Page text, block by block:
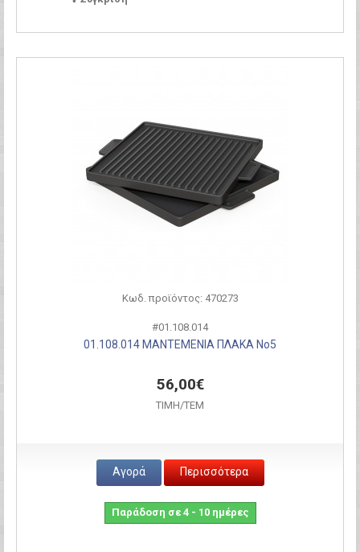
Κωδ. προϊόντος: 470273
#01.108.014
01.108.014 ΜΑΝΤΕΜΕΝΙΑ ΠΛΑΚΑ Νο5
56,00€
ΤΙΜH/ΤΕΜ
Αγορά Περισσότερα
Παράδοση σε 4 - 10 ημέρες